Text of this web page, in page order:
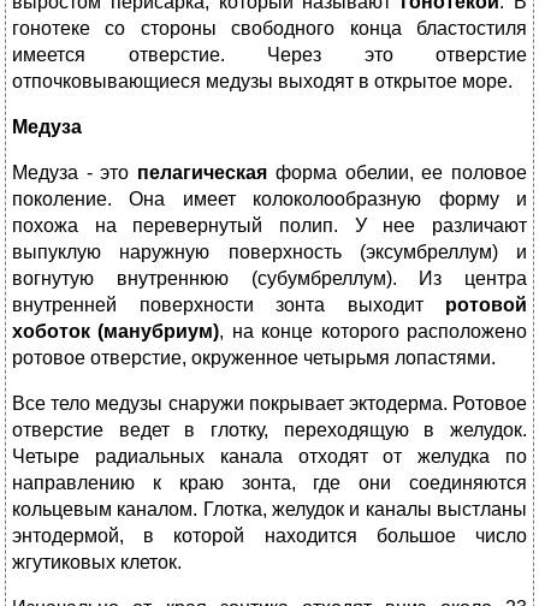
гонотеке со стороны свободного конца бластостиля
имеется отверстие. Через это отверстие
отпочковывающиеся медузы выходят в открытое море.
Медуза
Медуза - это пелагическая форма обелии, ее половое
поколение. Она имеет колоколообразную форму и
похожа на перевернутый полип. У нее различают
выпуклую наружную поверхность (эксумбреллум) и
вогнутую внутреннюю (субумбреллум). Из центра
внутренней поверхности зонта выходит ротовой
хоботок (манубриум), на конце которого расположено
ротовое отверстие, окруженное четырьмя лопастями.
Все тело медузы снаружи покрывает эктодерма. Ротовое
отверстие ведет в глотку, переходящую в желудок.
Четыре радиальных канала отходят от желудка по
направлению к краю зонта, где они соединяются
кольцевым каналом. Глотка, желудок и каналы выстланы
энтодермой, в которой находится большое число
жгутиковых клеток.